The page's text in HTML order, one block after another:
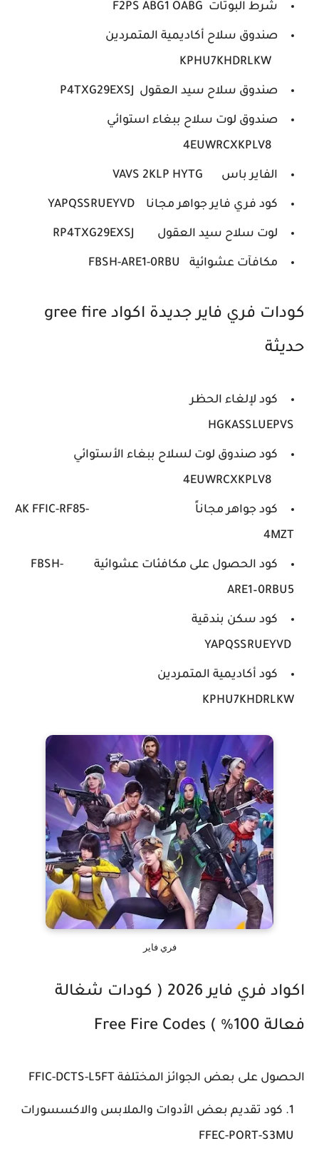
شرط البوتات F2PS ABG1 OABG
صندوق سلاح أكاديمية المتمردين
KPHU7KHDRLKW
صندوق سلاح سيد العقول P4TXG29EXSJ
صندوق لوت سلاح ببغاء استوائي
4EUWRCXKPLV8
الفاير باس VAVS 2KLP HYTG
كود فري فاير جواهر مجانا YAPQSSRUEYVD
لوت سلاح سيد العقول RP4TXG29EXSJ
مكافآت عشوائية FBSH-ARE1-0RBU
كودات فري فاير جديدة اكواد gree fire
حديثة
كود لإلغاء الحظر
HGKASSLUEPVS
كود صندوق لوت لسلاح ببغاء الأستوائي
4EUWRCXKPLV8
كود جواهر مجاناً
AK FFIC-RF85-
4MZT
كود الحصول على مكافئات عشوائية
FBSH-
ARE1–0RBU5
كود سكن بندقية
كود أكاديمية المتمردين
KPHU7KHDRLKW
فري فاير
اكواد فري فاير 2026 ( كودات شغالة
فعالة 100% ) Free Fire Codes
الحصول على بعض الجوائز المختلفة FFIC-DCTS-L5FT
كود تقديم بعض الأدوات والملابس والاكسسورات
FFEC-PORT-S3MU